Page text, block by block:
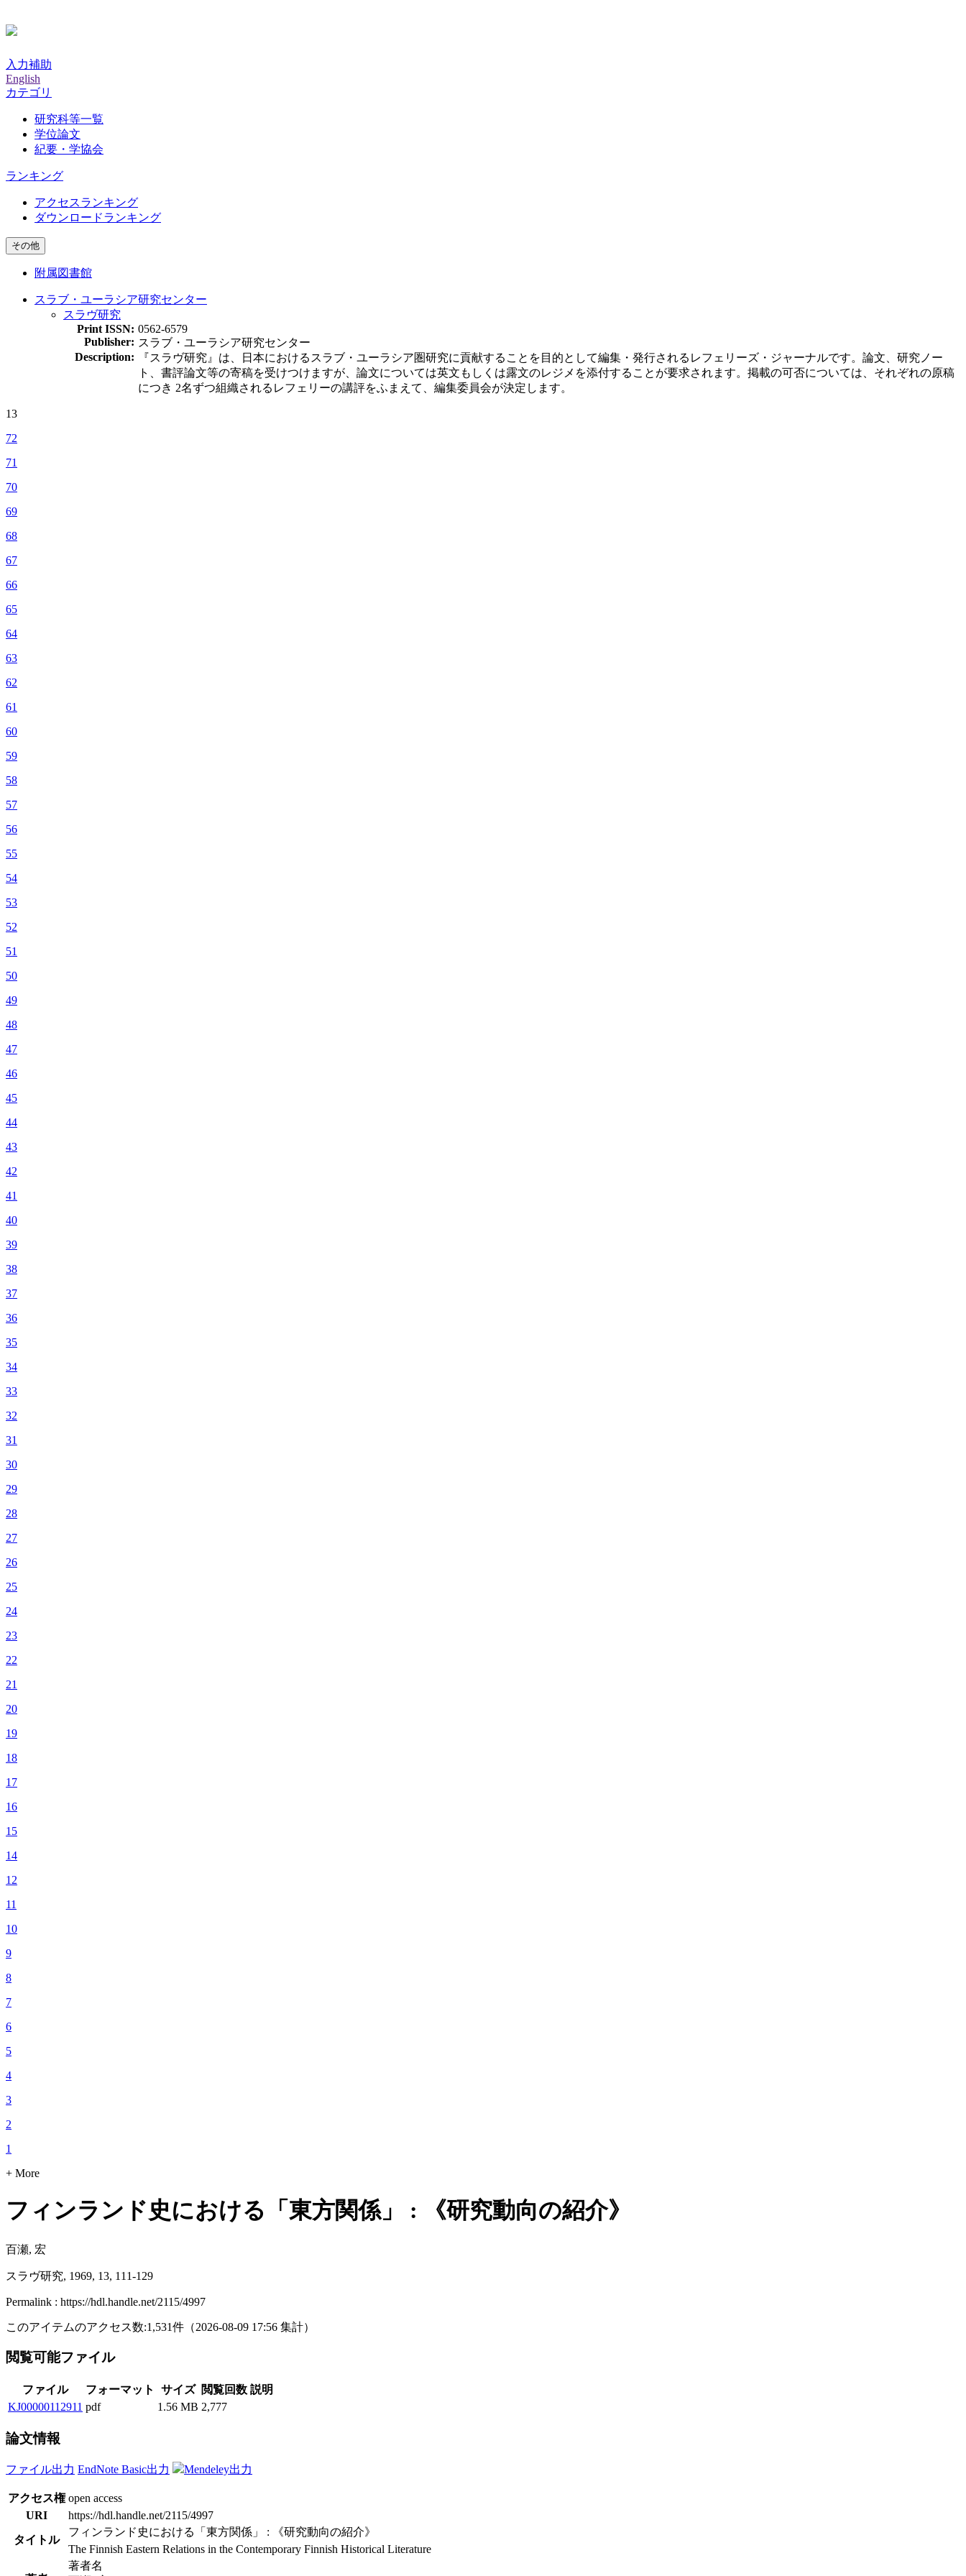
入力補助
English
カテゴリ
研究科等一覧
学位論文
紀要・学協会
ランキング
アクセスランキング
ダウンロードランキング
その他
附属図書館
スラブ・ユーラシア研究センター
スラヴ研究
Print ISSN: 0562-6579
Publisher: スラブ・ユーラシア研究センター
Description:
『スラヴ研究』は、日本におけるスラブ・ユーラシア圏研究に貢献することを目的として編集・発行されるレフェリーズ・ジャーナルです。論文、研究ノー
ト、書評論文等の寄稿を受けつけますが、論文については英文もしくは露文のレジメを添付することが要求されます。掲載の可否については、それぞれの原稿
につき 2名ずつ組織されるレフェリーの講評をふまえて、編集委員会が決定します。
13
72
71
70
69
68
67
66
65
64
63
62
61
60
59
58
57
56
55
54
53
52
51
50
49
48
47
46
45
44
43
42
41
40
39
38
37
36
35
34
33
32
31
30
29
28
27
26
25
24
23
22
21
20
19
18
17
16
15
14
12
11
10
9
8
7
6
5
4
3
2
1
+ More
フィンランド史における「東方関係」 : 《研究動向の紹介》
百瀬, 宏
スラヴ研究, 1969, 13, 111-129
Permalink : https://hdl.handle.net/2115/4997
このアイテムのアクセス数:1,531件 （2026-08-09 17:56 集計）
閲覧可能ファイル
ファイル フォーマット サイズ 閲覧回数 説明
KJ00000112911 pdf 1.56 MB 2,777
論文情報
ファイル出力 EndNote Basic出力 Mendeley出力
アクセス権 open access
URI
https://hdl.handle.net/2115/4997
タイトル
フィンランド史における「東方関係」 : 《研究動向の紹介》
The Finnish Eastern Relations in the Contemporary Finnish Historical Literature
著者名